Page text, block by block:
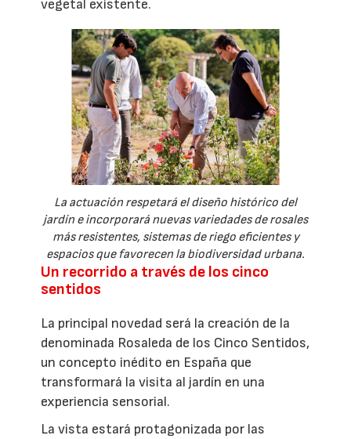
vegetal existente.
La actuación respetará el diseño histórico del
jardín e incorporará nuevas variedades de rosales
más resistentes, sistemas de riego eficientes y
espacios que favorecen la biodiversidad urbana.
Un recorrido a través de los cinco
sentidos
La principal novedad será la creación de la
denominada Rosaleda de los Cinco Sentidos,
un concepto inédito en España que
transformará la visita al jardín en una
experiencia sensorial.
La vista estará protagonizada por las